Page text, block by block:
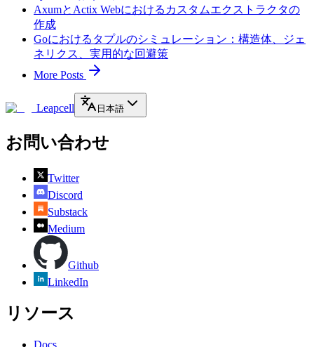
AxumとActix Webにおけるカスタムエクストラクタの
作成
Goにおけるタプルのシミュレーション：構造体、ジェ
ネリクス、実用的な回避策
More Posts
Leapcell 日本語
お問い合わせ
Twitter
Discord
Substack
Medium
Github
LinkedIn
リソース